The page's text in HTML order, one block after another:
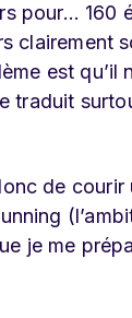
pour…
clairement
est
traduit
de
je me